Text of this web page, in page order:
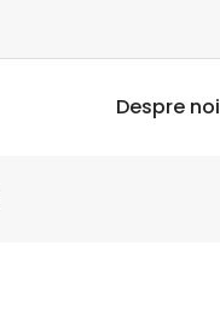
Despre noi